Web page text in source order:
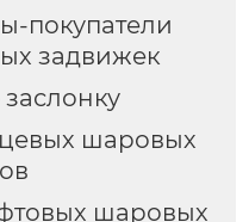
покупатели
задвижек
шаровых
шаровых